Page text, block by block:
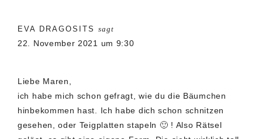
EVA DRAGOSITS sagt
22. November 2021 um 9:30
Liebe Maren,
ich habe mich schon gefragt, wie du die Bäumchen
hinbekommen hast. Ich habe dich schon schnitzen
gesehen, oder Teigplatten stapeln 🙂 ! Also Rätsel